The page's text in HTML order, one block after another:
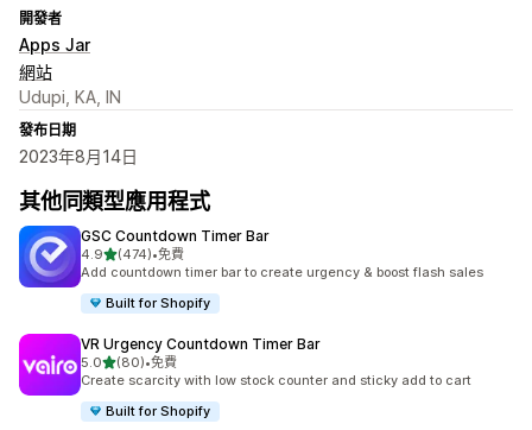
開發者
Apps Jar
網站
Udupi, KA, IN
發布日期
2023年8月14日
其他同類型應用程式
GSC Countdown Timer Bar
4.9滿分 5 顆星
(474)
共有 474 則評價
•免費
Add countdown timer bar to create urgency & boost flash sales
Built for Shopify
VR Urgency Countdown Timer Bar
5.0滿分 5 顆星
(80)
共有 80 則評價
•免費
Create scarcity with low stock counter and sticky add to cart
Built for Shopify